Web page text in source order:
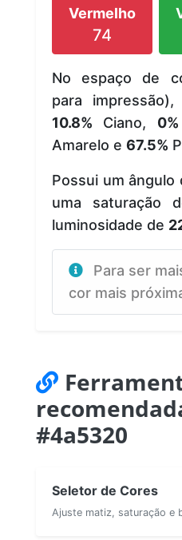
Vermelho
74
No espaço de
para
10.8% Ciano, 0%
Amarelo e 67.5%
Possui um ângulo
uma saturação
luminosidade de
Para ser
cor mais
#4a5320
Seletor de Cores
Ajuste matiz, saturação e